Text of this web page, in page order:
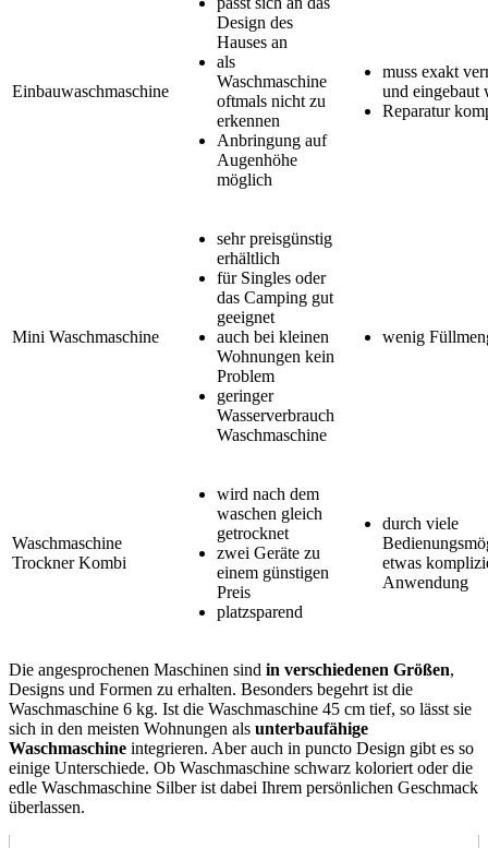
Einbauwaschmaschine
Design des
Hauses an
als
Waschmaschine
oftmals nicht zu
erkennen
Anbringung auf
Augenhöhe
möglich
muss exakt
und eingebaut
Reparatur
Mini Waschmaschine
sehr preisgünstig
erhältlich
für Singles oder
das Camping gut
geeignet
auch bei kleinen
Wohnungen kein
Problem
geringer
Wasserverbrauch
Waschmaschine
wenig
Waschmaschine
Trockner Kombi
wird nach dem
waschen gleich
getrocknet
zwei Geräte zu
einem günstigen
Preis
platzsparend
durch viele
etwas
Anwendung
Die angesprochenen Maschinen sind in verschiedenen Größen,
Designs und Formen zu erhalten. Besonders begehrt ist die
Waschmaschine 6 kg. Ist die Waschmaschine 45 cm tief, so lässt sie
sich in den meisten Wohnungen als unterbaufähige
Waschmaschine integrieren. Aber auch in puncto Design gibt es so
einige Unterschiede. Ob Waschmaschine schwarz koloriert oder die
edle Waschmaschine Silber ist dabei Ihrem persönlichen Geschmack
überlassen.